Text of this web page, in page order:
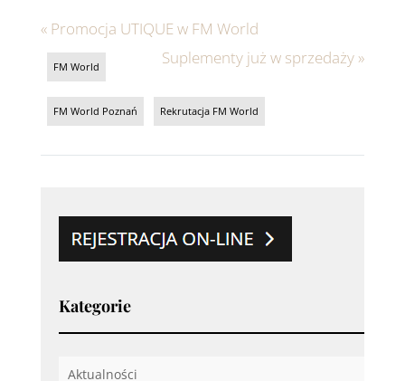
«Promocja UTIQUE w FM World
Suplementy już w sprzedaży »
FM World
FM World Poznań Rekrutacja FM World
Kategorie
Aktualności